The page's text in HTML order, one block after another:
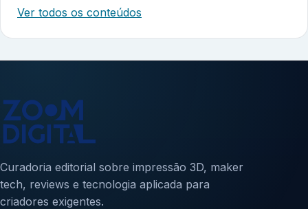
Ver todos os conteúdos
Curadoria editorial sobre impressão 3D, maker
tech, reviews e tecnologia aplicada para
criadores exigentes.